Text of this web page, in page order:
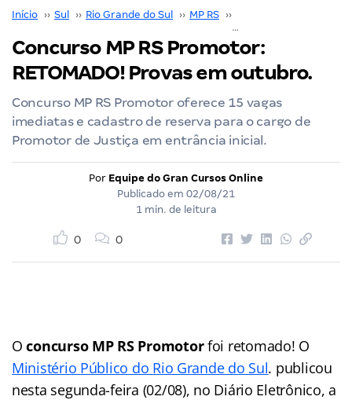
Início ›› Sul ›› Rio Grande do Sul ›› MP RS ››
Concurso MP RS Promotor:
RETOMADO! Provas em outubro.
Concurso MP RS Promotor oferece 15 vagas
imediatas e cadastro de reserva para o cargo de
Promotor de Justiça em entrância inicial.
Por Equipe do Gran Cursos Online
Publicado em 02/08/21
1 min. de leitura
0 0
Oconcurso MP RS Promotorfoi retomado! O
Ministério Público do Rio Grande do Sul. publicou
nesta segunda-feira (02/08), no Diário Eletrônico, a